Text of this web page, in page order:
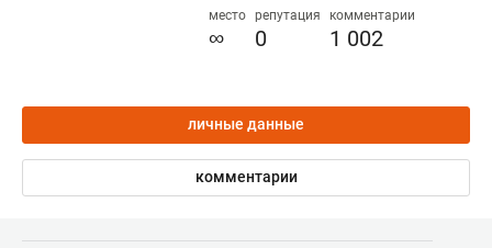
место
∞
репутация
0
комментарии
1 002
личные данные
комментарии